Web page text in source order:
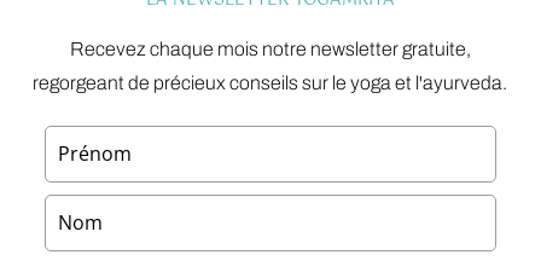
Recevez chaque mois notre newsletter gratuite,
regorgeant de précieux conseils sur le yoga et l'ayurveda.